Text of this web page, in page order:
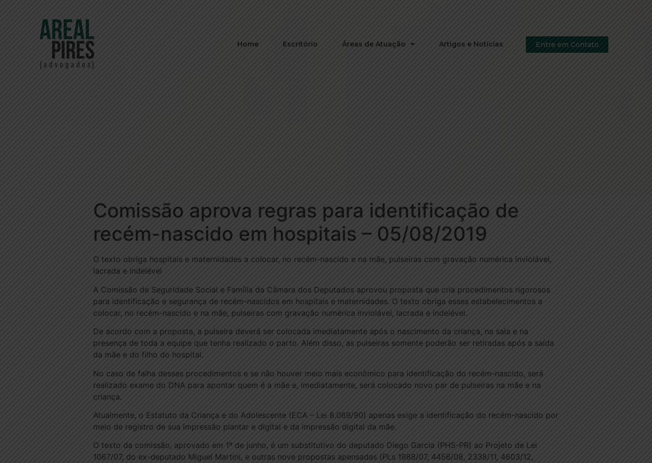
Home Escritório Áreas de Atuação Artigos e Notícias Entre em Contato
Comissão aprova regras para identificação de
recém-nascido em hospitais – 05/08/2019
O texto obriga hospitais e maternidades a colocar, no recém-nascido e na mãe, pulseiras com gravação numérica inviolável,
lacrada e indelével
A Comissão de Seguridade Social e Família da Câmara dos Deputados aprovou proposta que cria procedimentos rigorosos
para identificação e segurança de recém-nascidos em hospitais e maternidades. O texto obriga esses estabelecimentos a
colocar, no recém-nascido e na mãe, pulseiras com gravação numérica inviolável, lacrada e indelével.
De acordo com a proposta, a pulseira deverá ser colocada imediatamente após o nascimento da criança, na sala e na
presença de toda a equipe que tenha realizado o parto. Além disso, as pulseiras somente poderão ser retiradas após a saída
da mãe e do filho do hospital.
No caso de falha desses procedimentos e se não houver meio mais econômico para identificação do recém-nascido, será
realizado exame do DNA para apontar quem é a mãe e, imediatamente, será colocado novo par de pulseiras na mãe e na
criança.
Atualmente, o Estatuto da Criança e do Adolescente (ECA – Lei 8.069/90) apenas exige a identificação do recém-nascido por
meio de registro de sua impressão plantar e digital e da impressão digital da mãe.
O texto da comissão, aprovado em 1º de junho, é um substitutivo do deputado Diego Garcia (PHS-PR) ao Projeto de Lei
1067/07, do ex-deputado Miguel Martini, e outras nove propostas apensadas (PLs 1988/07, 4456/08, 2338/11, 4603/12,